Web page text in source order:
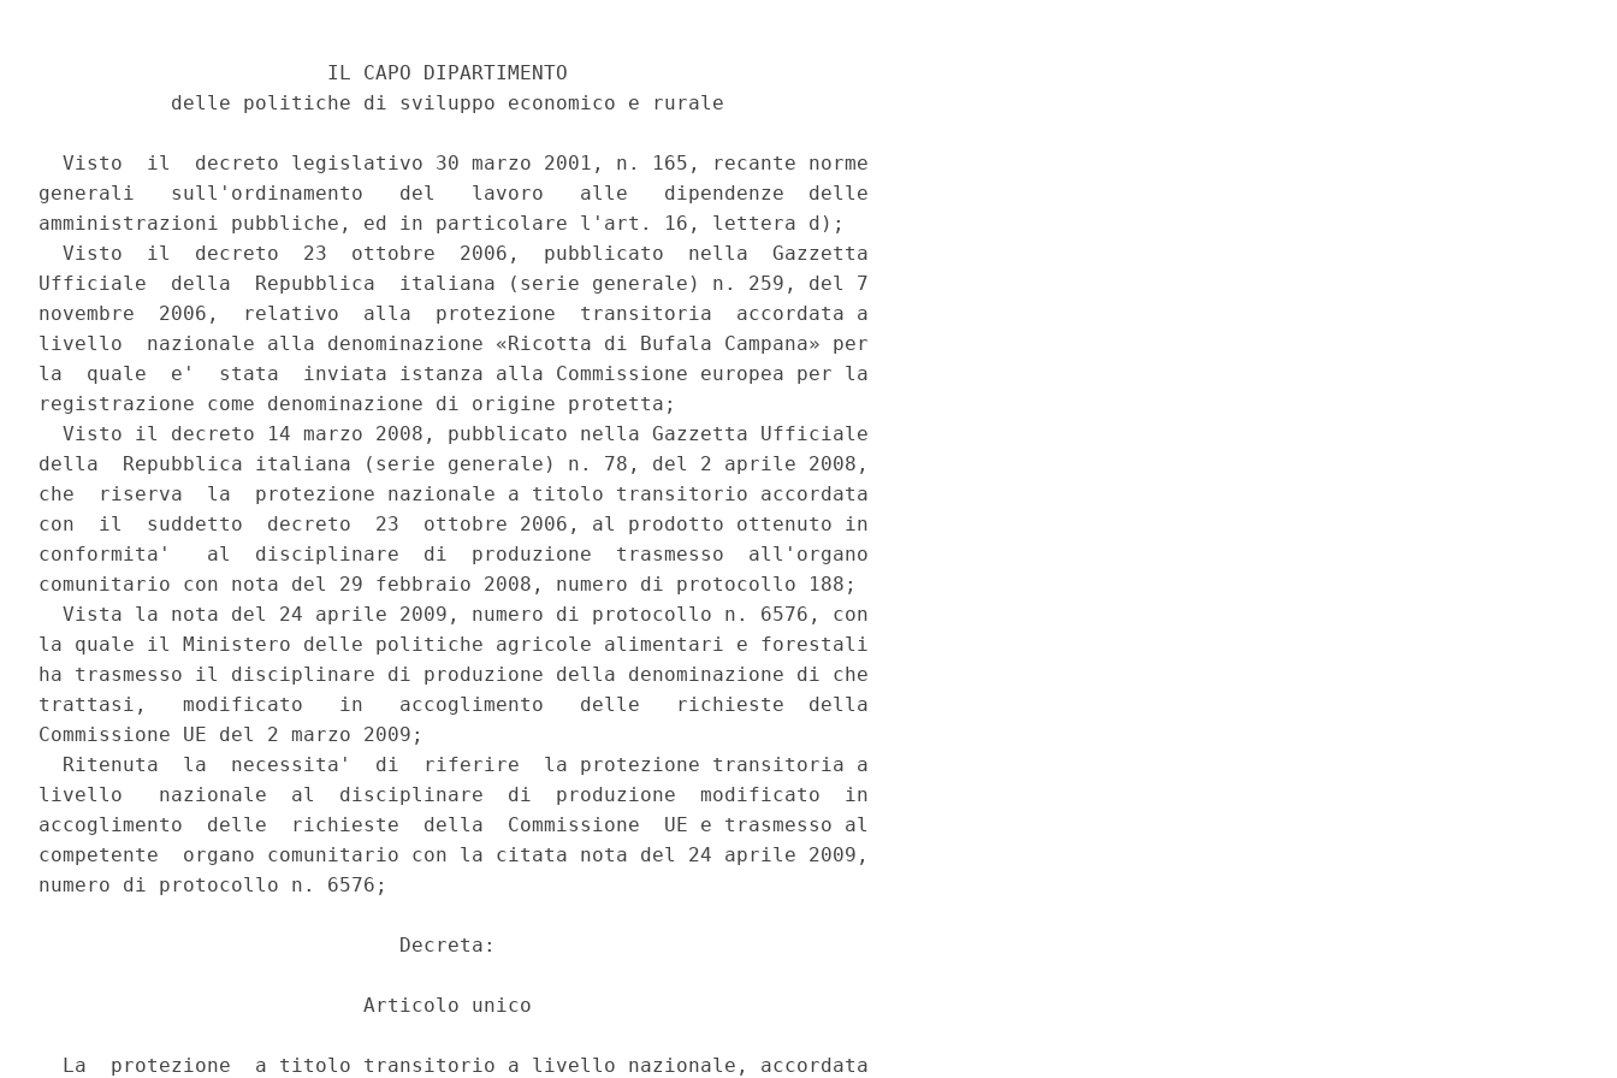
                        IL CAPO DIPARTIMENTO
           delle politiche di sviluppo economico e rurale
  Visto  il  decreto legislativo 30 marzo 2001, n. 165, recante norme
generali   sull'ordinamento   del   lavoro   alle   dipendenze  delle
amministrazioni pubbliche, ed in particolare l'art. 16, lettera d);
  Visto  il  decreto  23  ottobre  2006,  pubblicato  nella  Gazzetta
Ufficiale  della  Repubblica  italiana (serie generale) n. 259, del 7
novembre  2006,  relativo  alla  protezione  transitoria  accordata a
livello  nazionale alla denominazione «Ricotta di Bufala Campana» per
la  quale  e'  stata  inviata istanza alla Commissione europea per la
registrazione come denominazione di origine protetta;
  Visto il decreto 14 marzo 2008, pubblicato nella Gazzetta Ufficiale
della  Repubblica italiana (serie generale) n. 78, del 2 aprile 2008,
che  riserva  la  protezione nazionale a titolo transitorio accordata
con  il  suddetto  decreto  23  ottobre 2006, al prodotto ottenuto in
conformita'   al  disciplinare  di  produzione  trasmesso  all'organo
comunitario con nota del 29 febbraio 2008, numero di protocollo 188;
  Vista la nota del 24 aprile 2009, numero di protocollo n. 6576, con
la quale il Ministero delle politiche agricole alimentari e forestali
ha trasmesso il disciplinare di produzione della denominazione di che
trattasi,   modificato   in   accoglimento   delle   richieste  della
Commissione UE del 2 marzo 2009;
  Ritenuta  la  necessita'  di  riferire  la protezione transitoria a
livello   nazionale  al  disciplinare  di  produzione  modificato  in
accoglimento  delle  richieste  della  Commissione  UE e trasmesso al
competente  organo comunitario con la citata nota del 24 aprile 2009,
numero di protocollo n. 6576;
                              Decreta:
                           Articolo unico
  La  protezione  a titolo transitorio a livello nazionale, accordata